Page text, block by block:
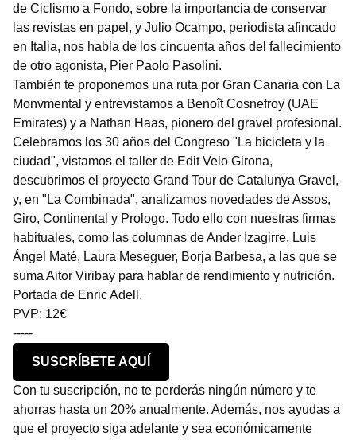
de Ciclismo a Fondo, sobre la importancia de conservar
las revistas en papel, y Julio Ocampo, periodista afincado
en Italia, nos habla de los cincuenta años del fallecimiento
de otro agonista, Pier Paolo Pasolini.
También te proponemos una ruta por Gran Canaria con La
Monvmental y entrevistamos a Benoît Cosnefroy (UAE
Emirates) y a Nathan Haas, pionero del gravel profesional.
Celebramos los 30 años del Congreso "La bicicleta y la
ciudad", vistamos el taller de Edit Velo Girona,
descubrimos el proyecto Grand Tour de Catalunya Gravel,
y, en "La Combinada", analizamos novedades de Assos,
Giro, Continental y Prologo. Todo ello con nuestras firmas
habituales, como las columnas de Ander Izagirre, Luis
Ángel Maté, Laura Meseguer, Borja Barbesa, a las que se
suma Aitor Viribay para hablar de rendimiento y nutrición.
Portada de Enric Adell.
PVP: 12€
-----
SUSCRÍBETE AQUÍ
Con tu suscripción, no te perderás ningún número y te
ahorras hasta un 20% anualmente. Además, nos ayudas a
que el proyecto siga adelante y sea económicamente